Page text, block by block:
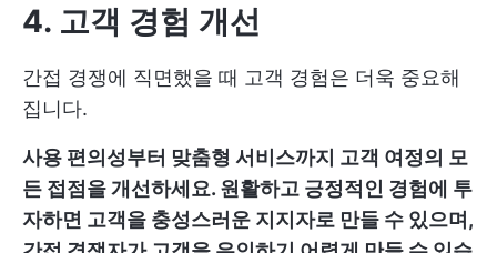
4. 고객 경험 개선
간접 경쟁에 직면했을 때 고객 경험은 더욱 중요해
집니다.
사용 편의성부터 맞춤형 서비스까지 고객 여정의 모
든 접점을 개선하세요. 원활하고 긍정적인 경험에 투
자하면 고객을 충성스러운 지지자로 만들 수 있으며,